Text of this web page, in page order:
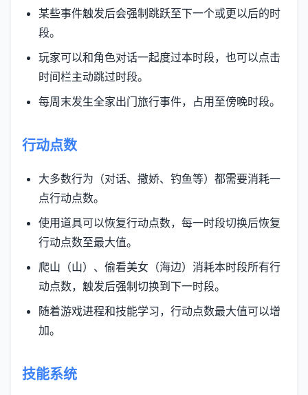
某些事件触发后会强制跳跃至下一个或更以后的时
段。
玩家可以和角色对话一起度过本时段，也可以点击
时间栏主动跳过时段。
每周末发生全家出门旅行事件，占用至傍晚时段。
行动点数
大多数行为（对话、撒娇、钓鱼等）都需要消耗一
点行动点数。
使用道具可以恢复行动点数，每一时段切换后恢复
行动点数至最大值。
爬山（山）、偷看美女（海边）消耗本时段所有行
动点数，触发后强制切换到下一时段。
随着游戏进程和技能学习，行动点数最大值可以增
加。
技能系统